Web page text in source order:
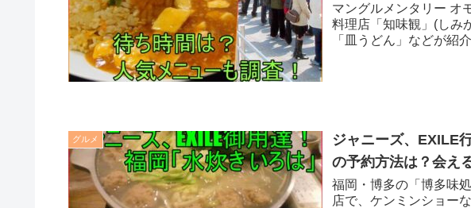
マングルメンタリー オ
料理店「知味観」(しみ
「皿うどん」などが紹
グルメ
ジャニーズ、EXILE
の予約方法は？会え
福岡・博多の「博多味
店で、ケンミンショー